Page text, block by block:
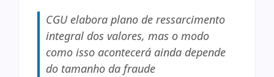
CGU elabora plano de ressarcimento
integral dos valores, mas o modo
como isso acontecerá ainda depende
do tamanho da fraude